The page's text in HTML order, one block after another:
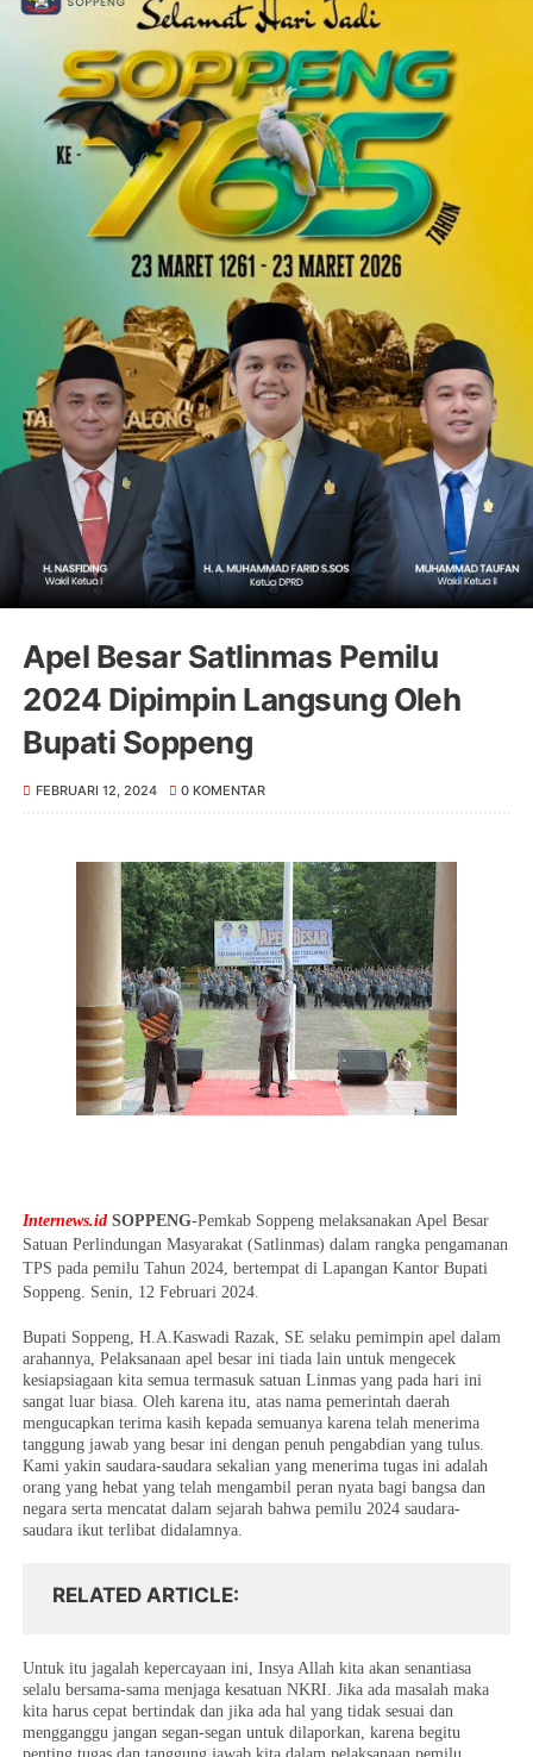
Apel Besar Satlinmas Pemilu
2024 Dipimpin Langsung Oleh
Bupati Soppeng
FEBRUARI 12, 2024 0 KOMENTAR
Internews.id SOPPENG-Pemkab Soppeng melaksanakan Apel Besar
Satuan Perlindungan Masyarakat (Satlinmas) dalam rangka pengamanan
TPS pada pemilu Tahun 2024, bertempat di Lapangan Kantor Bupati
Soppeng. Senin, 12 Februari 2024.
Bupati Soppeng, H.A.Kaswadi Razak, SE selaku pemimpin apel dalam
arahannya, Pelaksanaan apel besar ini tiada lain untuk mengecek
kesiapsiagaan kita semua termasuk satuan Linmas yang pada hari ini
sangat luar biasa. Oleh karena itu, atas nama pemerintah daerah
mengucapkan terima kasih kepada semuanya karena telah menerima
tanggung jawab yang besar ini dengan penuh pengabdian yang tulus.
Kami yakin saudara-saudara sekalian yang menerima tugas ini adalah
orang yang hebat yang telah mengambil peran nyata bagi bangsa dan
negara serta mencatat dalam sejarah bahwa pemilu 2024 saudara-
saudara ikut terlibat didalamnya.
RELATED ARTICLE
Untuk itu jagalah kepercayaan ini, Insya Allah kita akan senantiasa
selalu bersama-sama menjaga kesatuan NKRI. Jika ada masalah maka
kita harus cepat bertindak dan jika ada hal yang tidak sesuai dan
mengganggu jangan segan-segan untuk dilaporkan, karena begitu